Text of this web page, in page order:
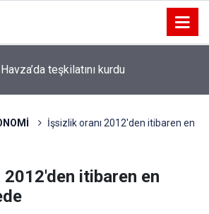
teşkilatını kurdu
İşsizlik oranı 2012'den itibaren en
2012'den itibaren en